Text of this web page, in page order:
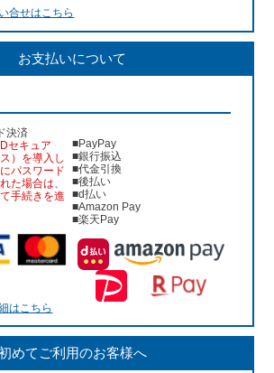
合せはこちら
お支払いについて
決済
セキュア
）を導入し
パスワード
た場合は、
手続きを進
■PayPay
■銀行振込
■代金引換
■後払い
■d払い
■Amazon Pay
■楽天Pay
はこちら
めてご利用のお客様へ